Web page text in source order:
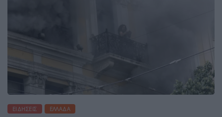
ΕΙΔΉΣΕΙΣ ΕΛΛΆΔΑ